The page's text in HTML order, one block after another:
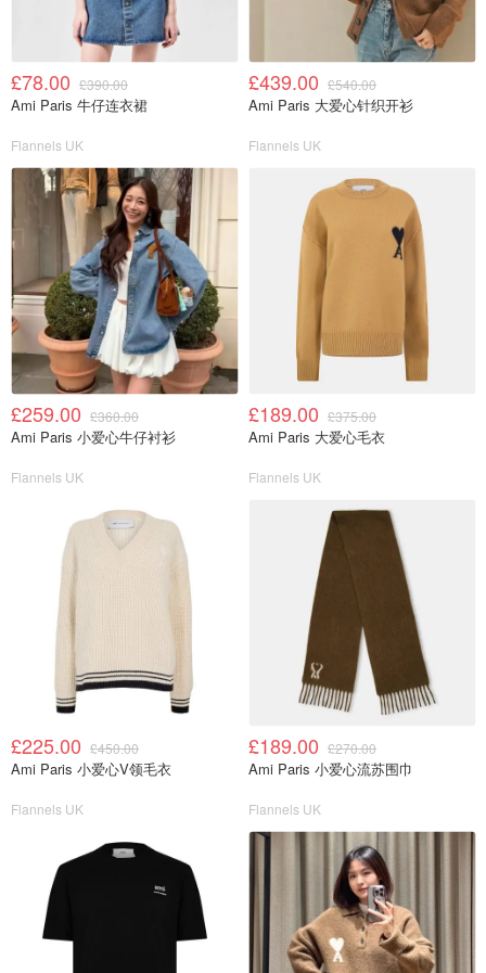
£78.00 £390.00
Ami Paris 牛仔连衣裙
Flannels UK
£439.00 £540.00
Ami Paris 大爱心针织开衫
Flannels UK
£259.00 £360.00
Ami Paris 小爱心牛仔衬衫
Flannels UK
£189.00 £375.00
Ami Paris 大爱心毛衣
Flannels UK
£225.00 £450.00
Ami Paris 小爱心V领毛衣
Flannels UK
£189.00 £270.00
Ami Paris 小爱心流苏围巾
Flannels UK